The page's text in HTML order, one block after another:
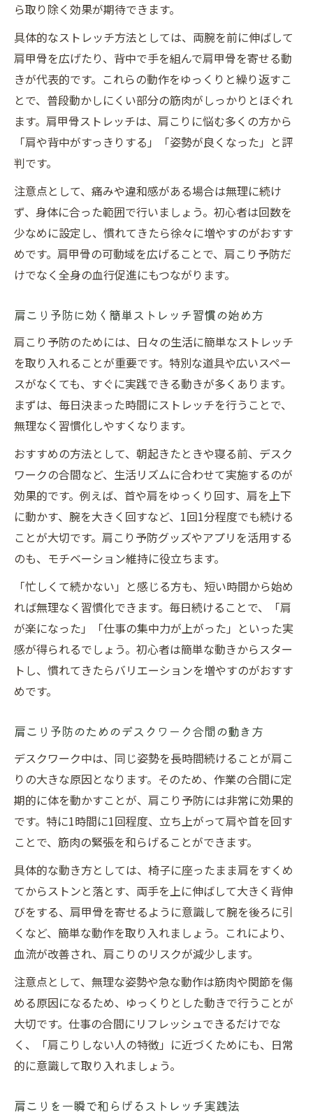
ら取り除く効果が期待できます。
具体的なストレッチ方法としては、両腕を前に伸ばして
肩甲骨を広げたり、背中で手を組んで肩甲骨を寄せる動
きが代表的です。これらの動作をゆっくりと繰り返すこ
とで、普段動かしにくい部分の筋肉がしっかりとほぐれ
ます。肩甲骨ストレッチは、肩こりに悩む多くの方から
「肩や背中がすっきりする」「姿勢が良くなった」と評
判です。
注意点として、痛みや違和感がある場合は無理に続け
ず、身体に合った範囲で行いましょう。初心者は回数を
少なめに設定し、慣れてきたら徐々に増やすのがおすす
めです。肩甲骨の可動域を広げることで、肩こり予防だ
けでなく全身の血行促進にもつながります。
肩こり予防に効く簡単ストレッチ習慣の始め方
肩こり予防のためには、日々の生活に簡単なストレッチ
を取り入れることが重要です。特別な道具や広いスペー
スがなくても、すぐに実践できる動きが多くあります。
まずは、毎日決まった時間にストレッチを行うことで、
無理なく習慣化しやすくなります。
おすすめの方法として、朝起きたときや寝る前、デスク
ワークの合間など、生活リズムに合わせて実施するのが
効果的です。例えば、首や肩をゆっくり回す、肩を上下
に動かす、腕を大きく回すなど、1回1分程度でも続ける
ことが大切です。肩こり予防グッズやアプリを活用する
のも、モチベーション維持に役立ちます。
「忙しくて続かない」と感じる方も、短い時間から始め
れば無理なく習慣化できます。毎日続けることで、「肩
が楽になった」「仕事の集中力が上がった」といった実
感が得られるでしょう。初心者は簡単な動きからスター
トし、慣れてきたらバリエーションを増やすのがおすす
めです。
肩こり予防のためのデスクワーク合間の動き方
デスクワーク中は、同じ姿勢を長時間続けることが肩こ
りの大きな原因となります。そのため、作業の合間に定
期的に体を動かすことが、肩こり予防には非常に効果的
です。特に1時間に1回程度、立ち上がって肩や首を回す
ことで、筋肉の緊張を和らげることができます。
具体的な動き方としては、椅子に座ったまま肩をすくめ
てからストンと落とす、両手を上に伸ばして大きく背伸
びをする、肩甲骨を寄せるように意識して腕を後ろに引
くなど、簡単な動作を取り入れましょう。これにより、
血流が改善され、肩こりのリスクが減少します。
注意点として、無理な姿勢や急な動作は筋肉や関節を傷
める原因になるため、ゆっくりとした動きで行うことが
大切です。仕事の合間にリフレッシュできるだけでな
く、「肩こりしない人の特徴」に近づくためにも、日常
的に意識して取り入れましょう。
肩こりを一瞬で和らげるストレッチ実践法